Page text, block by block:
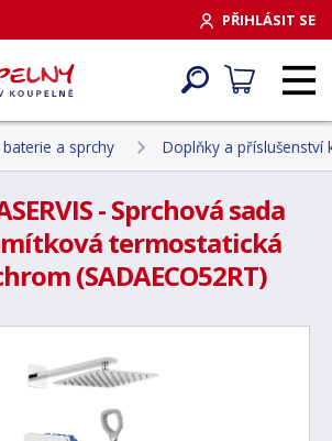
PŘIHLÁSIT SE
a sprchy Doplňky a příslušenství
- Sprchová sada
termostatická
(SADAECO52RT)